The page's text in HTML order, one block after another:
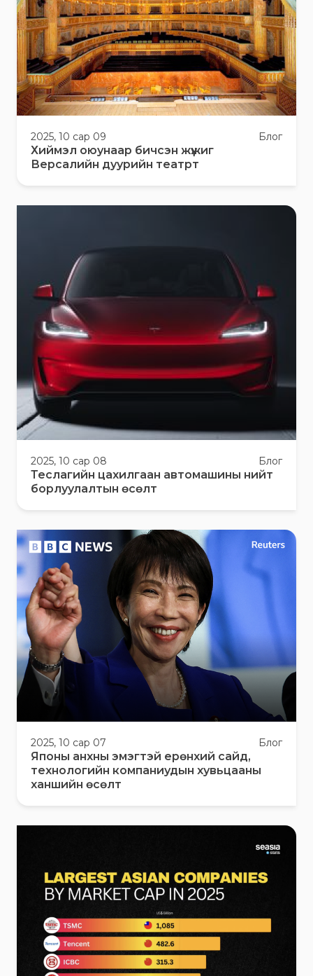
2025, 10 сар 09 Блог
Хиймэл оюунаар бичсэн жүжиг
Версалийн дуурийн театрт
2025, 10 сар 08 Блог
Теслагийн цахилгаан автомашины нийт
борлуулалтын өсөлт
2025, 10 сар 07 Блог
Японы анхны эмэгтэй ерөнхий сайд,
технологийн компаниудын хувьцааны
ханшийн өсөлт